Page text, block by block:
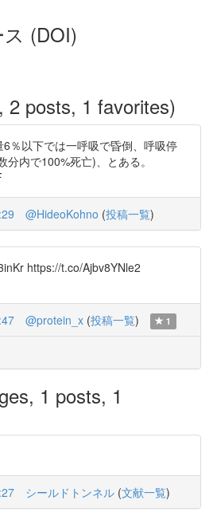
(DOI)
2 posts, 1 favorites)
％以下では一呼吸で昏倒、呼吸停
内で100%死亡)、とある。
@HideoKohno (投稿一覧)
https://t.co/Ajbv8YNle2
@protein_x (投稿一覧) 1
1 posts, 1
シールドトンネル (文献一覧)